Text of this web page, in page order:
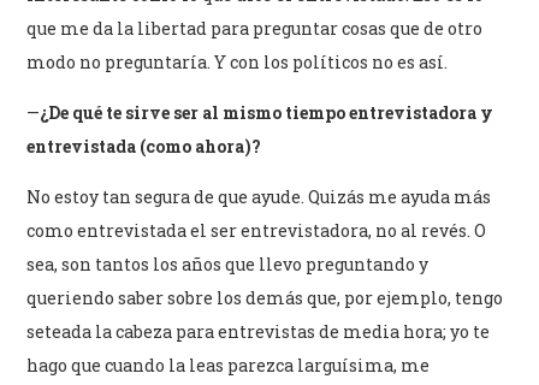
que me da la libertad para preguntar cosas que de otro
modo no preguntaría. Y con los políticos no es así.
—¿De qué te sirve ser al mismo tiempo entrevistadora y
entrevistada (como ahora)?
No estoy tan segura de que ayude. Quizás me ayuda más
como entrevistada el ser entrevistadora, no al revés. O
sea, son tantos los años que llevo preguntando y
queriendo saber sobre los demás que, por ejemplo, tengo
seteada la cabeza para entrevistas de media hora; yo te
hago que cuando la leas parezca larguísima, me